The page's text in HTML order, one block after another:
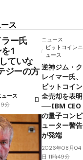
ス
ー氏
1
ていな
ジーの方
ース
分
ニュース
ビットコインニ
ュース
逆神ジム・ク
レイマー氏、
ビットコイン
全売却を表明
──IBM CEO
の量子コンピ
ューター警告
が発端
2026年08月04
日 11時49分